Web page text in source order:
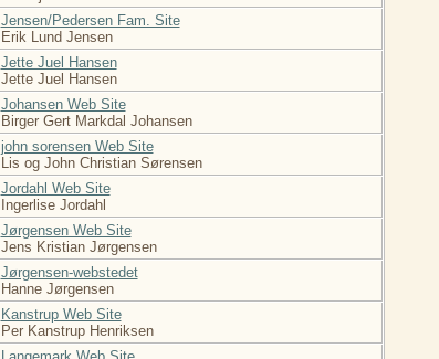
Jensen/Pedersen Fam. Site
Erik Lund Jensen
Jette Juel Hansen
Jette Juel Hansen
Johansen Web Site
Birger Gert Markdal Johansen
john sorensen Web Site
Lis og John Christian Sørensen
Jordahl Web Site
Ingerlise Jordahl
Jørgensen Web Site
Jens Kristian Jørgensen
Jørgensen-webstedet
Hanne Jørgensen
Kanstrup Web Site
Per Kanstrup Henriksen